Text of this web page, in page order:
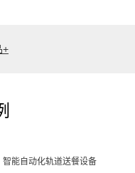
+
智能自动化轨道送餐设备